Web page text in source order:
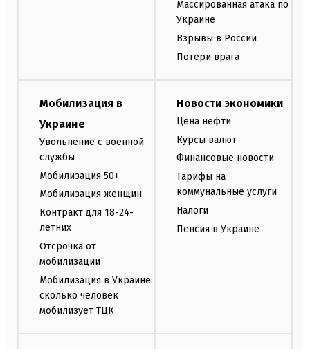
Массированная атака по
Украине
Взрывы в России
Потери врага
Мобилизация в
Украине
Увольнение с военной
службы
Мобилизация 50+
Мобилизация женщин
Контракт для 18-24-
летних
Отсрочка от
мобилизации
Мобилизация в Украине:
сколько человек
мобилизует ТЦК
Новости экономики
Цена нефти
Курсы валют
Финансовые новости
Тарифы на
коммунальные услуги
Налоги
Пенсия в Украине